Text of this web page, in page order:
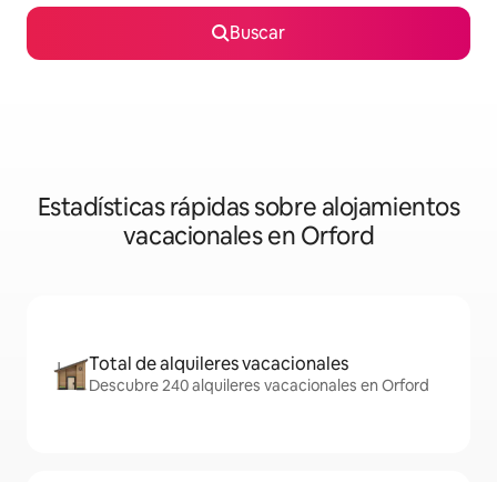
Buscar
Estadísticas rápidas sobre alojamientos
vacacionales en Orford
Total de alquileres vacacionales
Descubre 240 alquileres vacacionales en Orford